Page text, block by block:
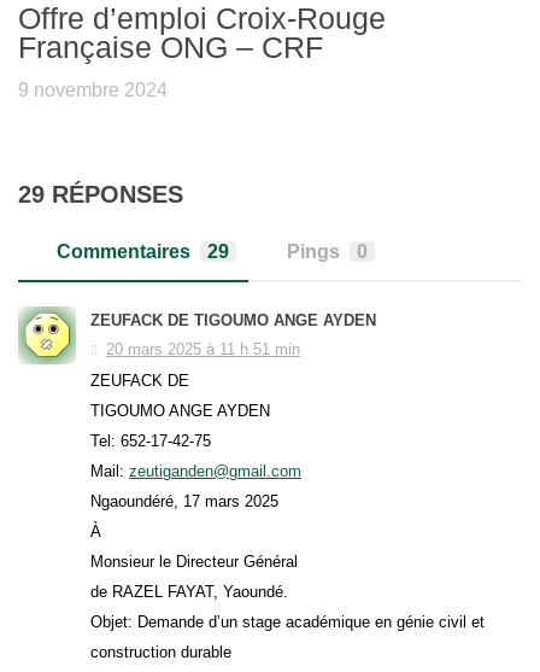
Offre d’emploi Croix-Rouge
Française ONG – CRF
9 novembre 2024
29 RÉPONSES
Commentaires 29 Pings 0
ZEUFACK DE TIGOUMO ANGE AYDEN
20 mars 2025 à 11 h 51 min
ZEUFACK DE
TIGOUMO ANGE AYDEN
Tel: 652-17-42-75
Mail: zeutiganden@gmail.com
Ngaoundéré, 17 mars 2025
À
Monsieur le Directeur Général
de RAZEL FAYAT, Yaoundé.
Objet: Demande d’un stage académique en génie civil et
construction durable